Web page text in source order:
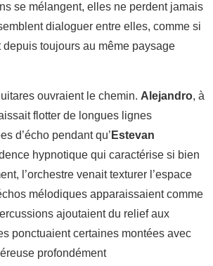
se mélangent, elles ne perdent jamais
dialoguer entre elles, comme si
toujours au même paysage
ouvraient le chemin. Alejandro, à
flotter de longues lignes
d’écho pendant qu’ Estevan
hypnotique qui caractérise si bien
l’orchestre venait texturer l’espace
mélodiques apparaissaient comme
ajoutaient du relief aux
ponctuaient certaines montées avec
profondément